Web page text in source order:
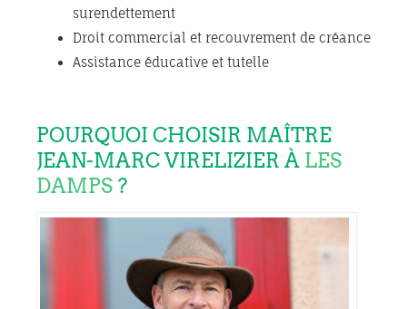
surendettement
Droit commercial et recouvrement de créance
Assistance éducative et tutelle
POURQUOI CHOISIR MAÎTRE
JEAN-MARC VIRELIZIER À LES
DAMPS ?